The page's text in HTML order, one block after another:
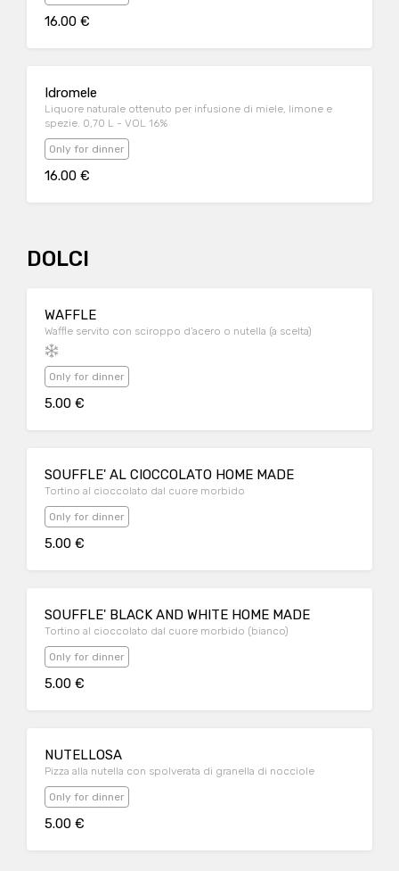
16.00 €
Idromele
Liquore naturale ottenuto per infusione di miele, limone e
spezie. 0,70 L - VOL 16%
Only for dinner
16.00 €
DOLCI
WAFFLE
Waffle servito con sciroppo d’acero o nutella (a scelta)
Only for dinner
5.00 €
SOUFFLE' AL CIOCCOLATO HOME MADE
Tortino al cioccolato dal cuore morbido
Only for dinner
5.00 €
SOUFFLE' BLACK AND WHITE HOME MADE
Tortino al cioccolato dal cuore morbido (bianco)
Only for dinner
5.00 €
NUTELLOSA
Pizza alla nutella con spolverata di granella di nocciole
Only for dinner
5.00 €